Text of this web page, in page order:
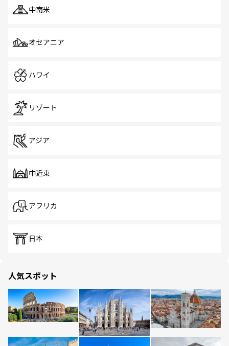
中南米
オセアニア
ハワイ
リゾート
アジア
中近東
アフリカ
日本
人気スポット